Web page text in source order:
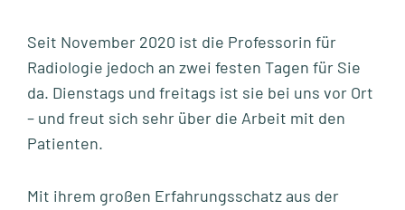
Seit November 2020 ist die Professorin für
Radiologie jedoch an zwei festen Tagen für Sie
da. Dienstags und freitags ist sie bei uns vor Ort
– und freut sich sehr über die Arbeit mit den
Patienten.
Mit ihrem großen Erfahrungsschatz aus der